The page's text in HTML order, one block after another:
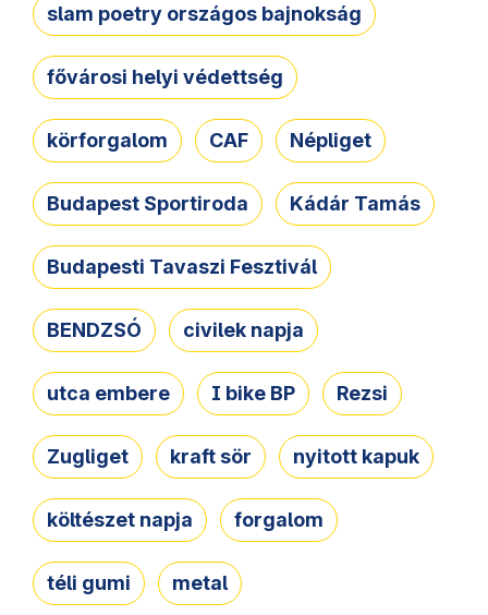
slam poetry országos bajnokság
fővárosi helyi védettség
körforgalom CAF Népliget
Budapest Sportiroda Kádár Tamás
Budapesti Tavaszi Fesztivál
BENDZSÓ civilek napja
utca embere I bike BP Rezsi
Zugliget kraft sör nyitott kapuk
költészet napja forgalom
téli gumi metal